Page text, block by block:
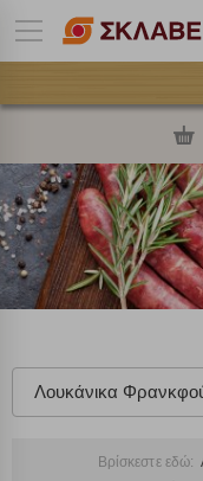
Λουκάνικα
Βρίσκεστε εδώ: